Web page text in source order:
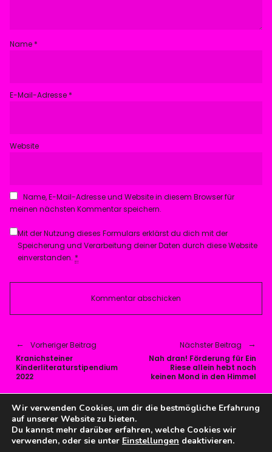
Name *
E-Mail-Adresse *
Website
Name, E-Mail-Adresse und Website in diesem Browser für
meinen nächsten Kommentar speichern.
Mit der Nutzung dieses Formulars erklärst du dich mit der
Speicherung und Verarbeitung deiner Daten durch diese Website
einverstanden. *
Vorheriger Beitrag
Kranichsteiner
Kinderliteraturstipendium
2022
Nächster Beitrag
Nah dran! Förderung für Ein
Riese allein hebt noch
keinen Mond in den Himmel
Instagram
Wir verwenden Cookies, um dir die bestmögliche Erfahrung
auf unserer Website zu bieten.
Du kannst mehr darüber erfahren, welche Cookies wir
verwenden, oder sie unter Einstellungen deaktivieren.